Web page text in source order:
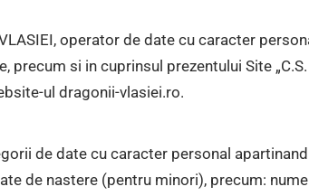
operator de date cu caracter
precum si in cuprinsul prezentului Site
ul dragonii-vlasiei.ro.
de date cu caracter personal
de nastere (pentru minori), precum: